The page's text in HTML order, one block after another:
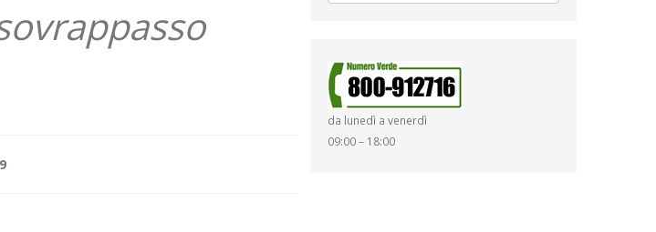
da lunedì a venerdì
09:00 – 18:00